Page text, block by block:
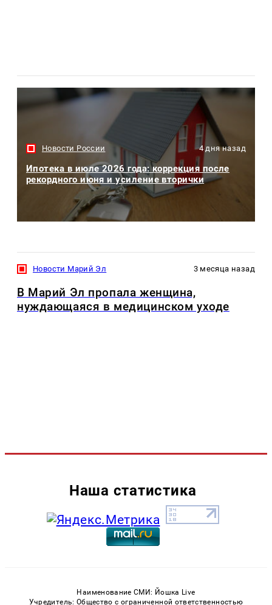
Новости России 4 дня назад
Ипотека в июле 2026 года: коррекция после
рекордного июня и усиление вторички
Новости Марий Эл 3 месяца назад
В Марий Эл пропала женщина,
нуждающаяся в медицинском уходе
Наша статистика
Наименование СМИ: Йошка Live
Учредитель: Общество с ограниченной ответственностью